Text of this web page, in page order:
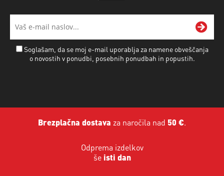
Soglašam, da se moj e-mail uporablja za namene obveščanja
o novostih v ponudbi, posebnih ponudbah in popustih.
Brezplačna dostava za naročila nad 50 €.
Odprema izdelkov
še isti dan